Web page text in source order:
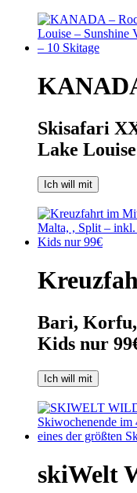
Skisafari
Lake
Ich will mit
Bari,
Kids nur
Ich will mit
skiWelt